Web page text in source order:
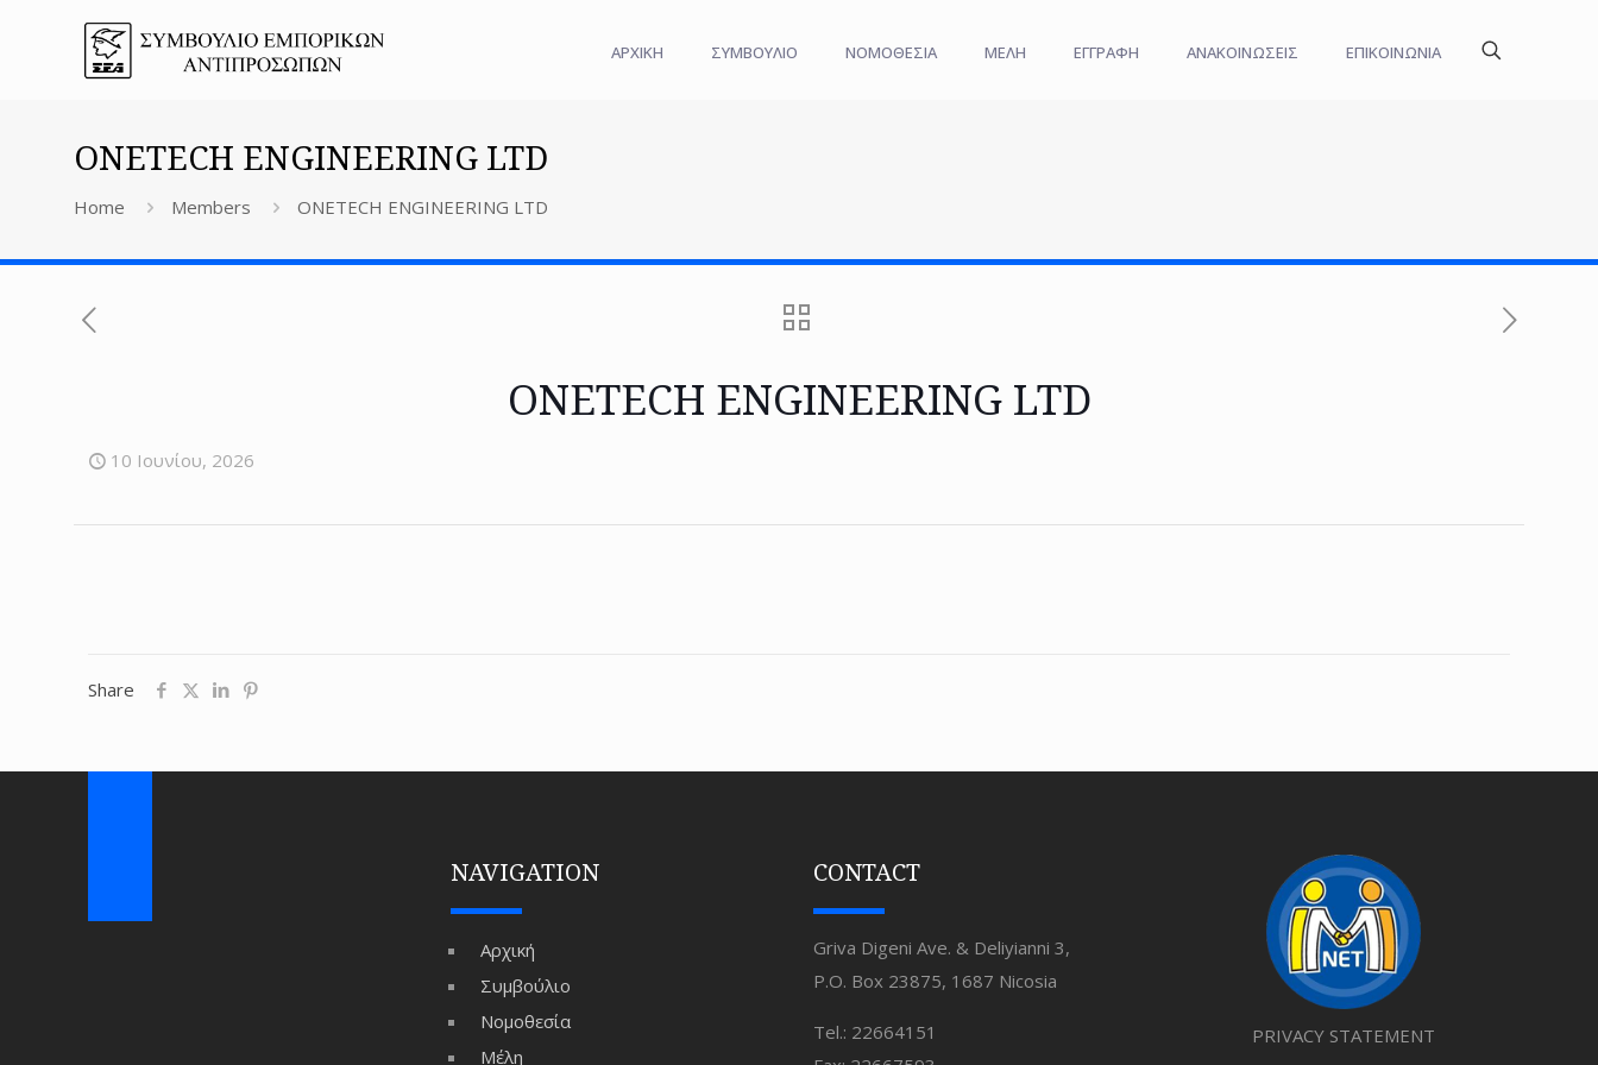
ΑΡΧΙΚΗ ΣΥΜΒΟΥΛΙΟ ΝΟΜΟΘΕΣΙΑ ΜΕΛΗ ΕΓΓΡΑΦΗ ΑΝΑΚΟΙΝΩΣΕΙΣ ΕΠΙΚΟΙΝΩΝΙΑ
ONETECH ENGINEERING LTD
Home Members ONETECH ENGINEERING LTD
ONETECH ENGINEERING LTD
10 Ιουνίου, 2026
Share
NAVIGATION
Αρχική
Συμβούλιο
Νομοθεσία
Μέλη
CONTACT
Griva Digeni Ave. & Deliyianni 3,
P.O. Box 23875, 1687 Nicosia
Tel.: 22664151
PRIVACY STATEMENT